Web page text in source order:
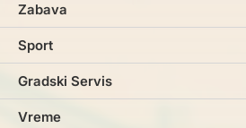
Zabava
Sport
Gradski Servis
Vreme